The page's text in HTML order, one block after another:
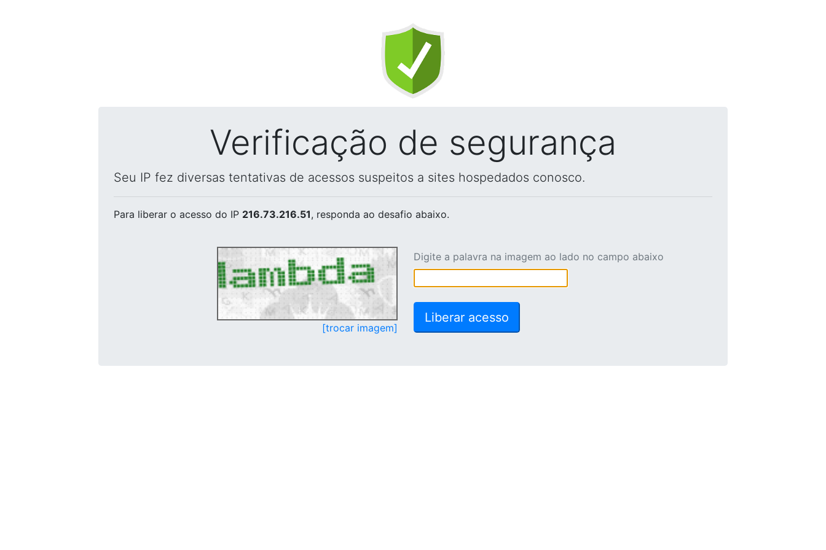
Verificação de segurança
Seu IP fez diversas tentativas de acessos suspeitos a sites hospedados conosco.
Para liberar o acesso do IP 216.73.216.51, responda ao desafio abaixo.
[trocar imagem]
Digite a palavra na imagem ao lado no campo abaixo